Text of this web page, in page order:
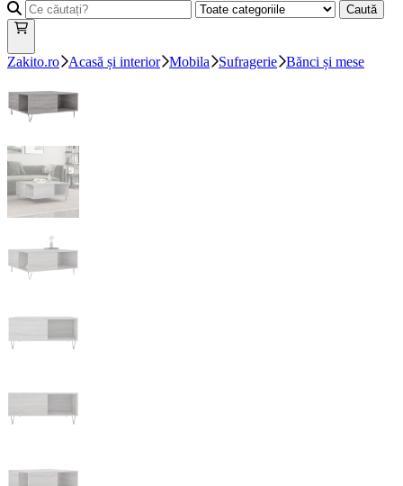
Caută
Zakito.ro Acasă și interior Mobila Sufragerie Bănci și mese